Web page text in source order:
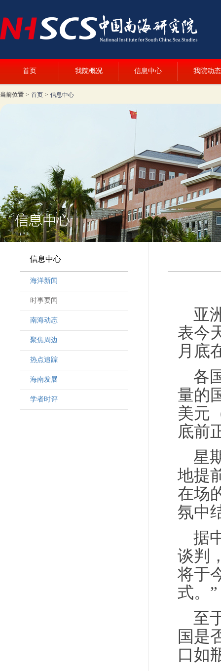
首页 我院概况 信息中心 我院动态
当前位置 > 首页 > 信息中心
信息中心
海洋新闻
时事要闻
南海动态
聚焦周边
热点追踪
海南发展
学者时评
亚
表今
月底
各
量的
美元
底前
星
地提
在场
氛中
据
谈判
将于
式。”
至
国是
口如